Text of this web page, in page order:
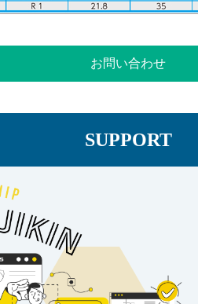
お問い合わせ
SUPPORT